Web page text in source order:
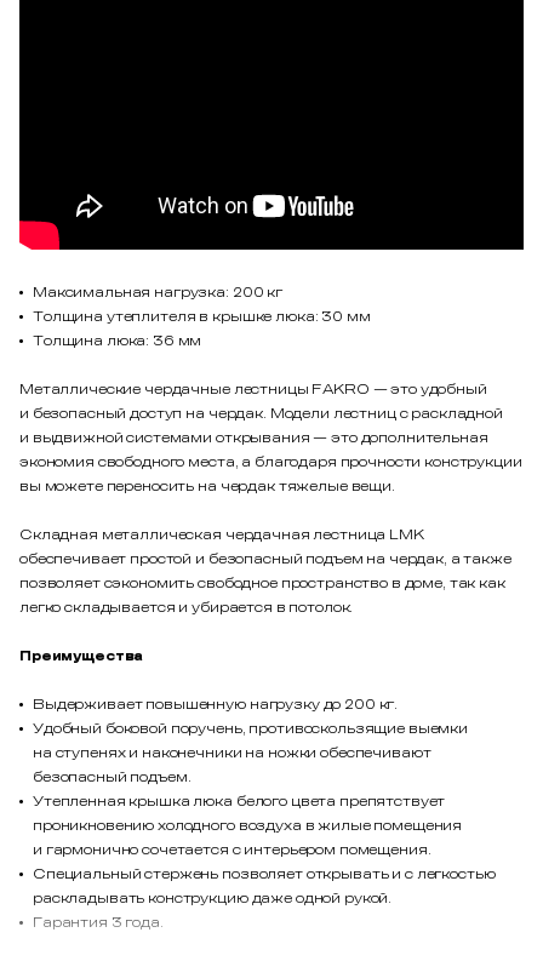
Максимальная нагрузка: 200 кг
Толщина утеплителя в крышке люка: 30 мм
Толщина люка: 36 мм
Металлические чердачные лестницы FAKRO — это удобный
и безопасный доступ на чердак. Модели лестниц с раскладной
и выдвижной системами открывания — это дополнительная
экономия свободного места, а благодаря прочности конструкции
вы можете переносить на чердак тяжелые вещи.
Складная металлическая чердачная лестница LMK
обеспечивает простой и безопасный подъем на чердак, а также
позволяет сэкономить свободное пространство в доме, так как
легко складывается и убирается в потолок.
Преимущества
Выдерживает повышенную нагрузку до 200 кг.
Удобный боковой поручень, противоскользящие выемки
на ступенях и наконечники на ножки обеспечивают
безопасный подъем.
Утепленная крышка люка белого цвета препятствует
проникновению холодного воздуха в жилые помещения
и гармонично сочетается с интерьером помещения.
Специальный стержень позволяет открывать и с легкостью
раскладывать конструкцию даже одной рукой.
Гарантия 3 года.